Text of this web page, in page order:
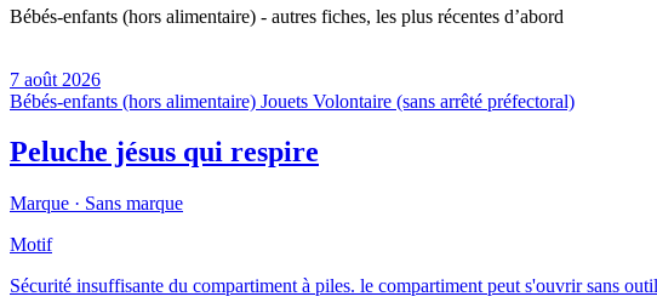
Bébés-enfants (hors alimentaire) - autres fiches, les plus récentes d’abord
7 août 2026
Bébés-enfants (hors alimentaire) Jouets Volontaire (sans arrêté préfectoral)
Peluche jésus qui respire
Marque · Sans marque
Motif
Sécurité insuffisante du compartiment à piles. le compartiment peut s'ouvrir sans